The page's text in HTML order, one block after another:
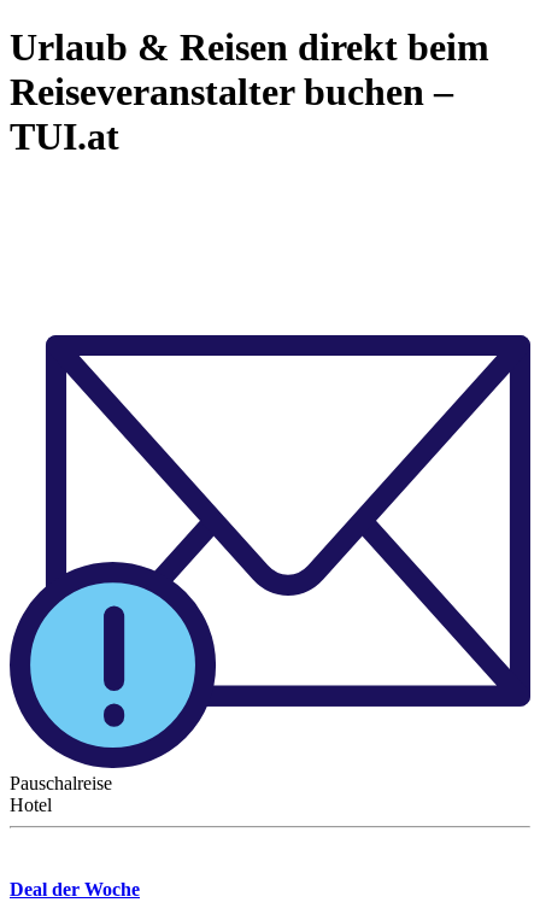
Urlaub & Reisen direkt beim
Reiseveranstalter buchen –
TUI.at
Pauschalreise
Hotel
Deal der Woche